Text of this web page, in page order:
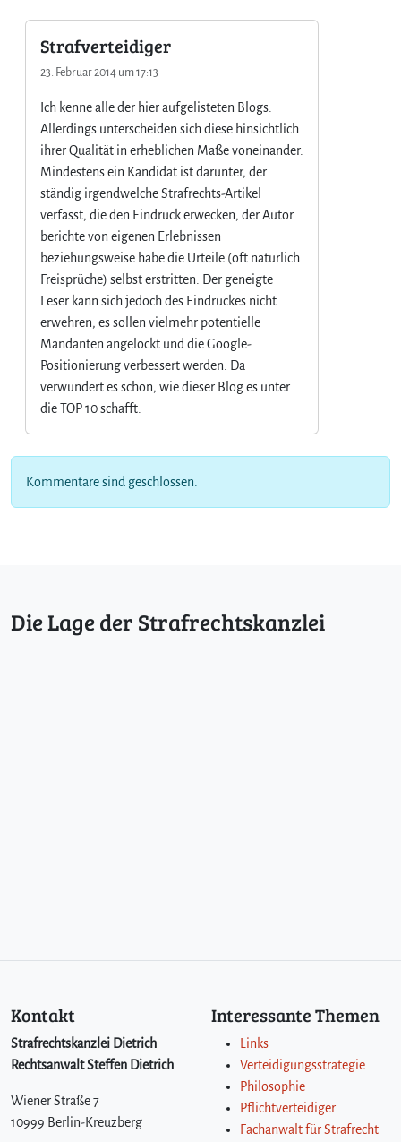
Strafverteidiger
23. Februar 2014 um 17:13
Ich kenne alle der hier aufgelisteten Blogs.
Allerdings unterscheiden sich diese hinsichtlich
ihrer Qualität in erheblichen Maße voneinander.
Mindestens ein Kandidat ist darunter, der
ständig irgendwelche Strafrechts-Artikel
verfasst, die den Eindruck erwecken, der Autor
berichte von eigenen Erlebnissen
beziehungsweise habe die Urteile (oft natürlich
Freisprüche) selbst erstritten. Der geneigte
Leser kann sich jedoch des Eindruckes nicht
erwehren, es sollen vielmehr potentielle
Mandanten angelockt und die Google-
Positionierung verbessert werden. Da
verwundert es schon, wie dieser Blog es unter
die TOP 10 schafft.
Kommentare sind geschlossen.
Die Lage der Strafrechtskanzlei
Kontakt
Strafrechtskanzlei Dietrich
Rechtsanwalt Steffen Dietrich
Wiener Straße 7
10999 Berlin-Kreuzberg
Interessante Themen
Links
Verteidigungsstrategie
Philosophie
Pflichtverteidiger
Fachanwalt für Strafrecht